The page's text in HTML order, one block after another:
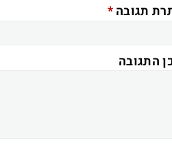
תגובה*
התגובה